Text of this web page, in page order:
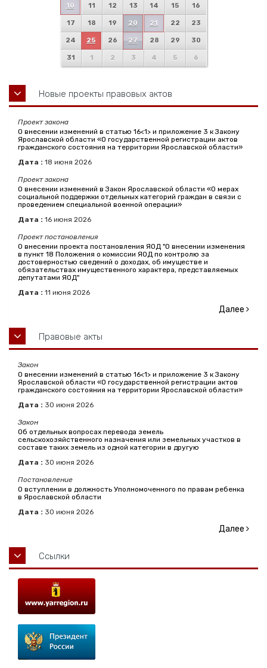
10 11 12 13 14 15 16
17 18 19 20 21 22 23
24 25 26 27 28 29 30
31 1 2 3 4 5 6
Новые проекты правовых актов
Проект закона
О внесении изменений в статью 16<1> и приложение 3 к Закону
Ярославской области «О государственной регистрации актов
гражданского состояния на территории Ярославской области»
Дата : 18 июня 2026
Проект закона
О внесении изменений в Закон Ярославской области «О мерах
социальной поддержки отдельных категорий граждан в связи с
проведением специальной военной операции»
Дата : 16 июня 2026
Проект постановления
О внесении проекта постановления ЯОД "О внесении изменения
в пункт 18 Положения о комиссии ЯОД по контролю за
достоверностью сведений о доходах, об имуществе и
обязательствах имущественного характера, представляемых
депутатами ЯОД"
Дата : 11 июня 2026
Далее
Правовые акты
Закон
О внесении изменений в статью 16<1> и приложение 3 к Закону
Ярославской области «О государственной регистрации актов
гражданского состояния на территории Ярославской области»
Дата : 30 июня 2026
Закон
Об отдельных вопросах перевода земель
сельскохозяйственного назначения или земельных участков в
составе таких земель из одной категории в другую
Дата : 30 июня 2026
Постановление
О вступлении в должность Уполномоченного по правам ребенка
в Ярославской области
Дата : 30 июня 2026
Далее
Ссылки